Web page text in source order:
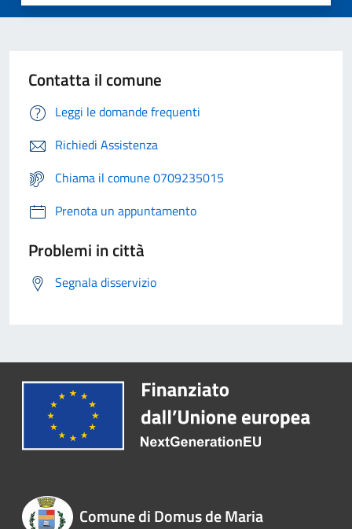
Contatta il comune
Leggi le domande frequenti
Richiedi Assistenza
Chiama il comune 0709235015
Prenota un appuntamento
Problemi in città
Segnala disservizio
Comune di Domus de Maria